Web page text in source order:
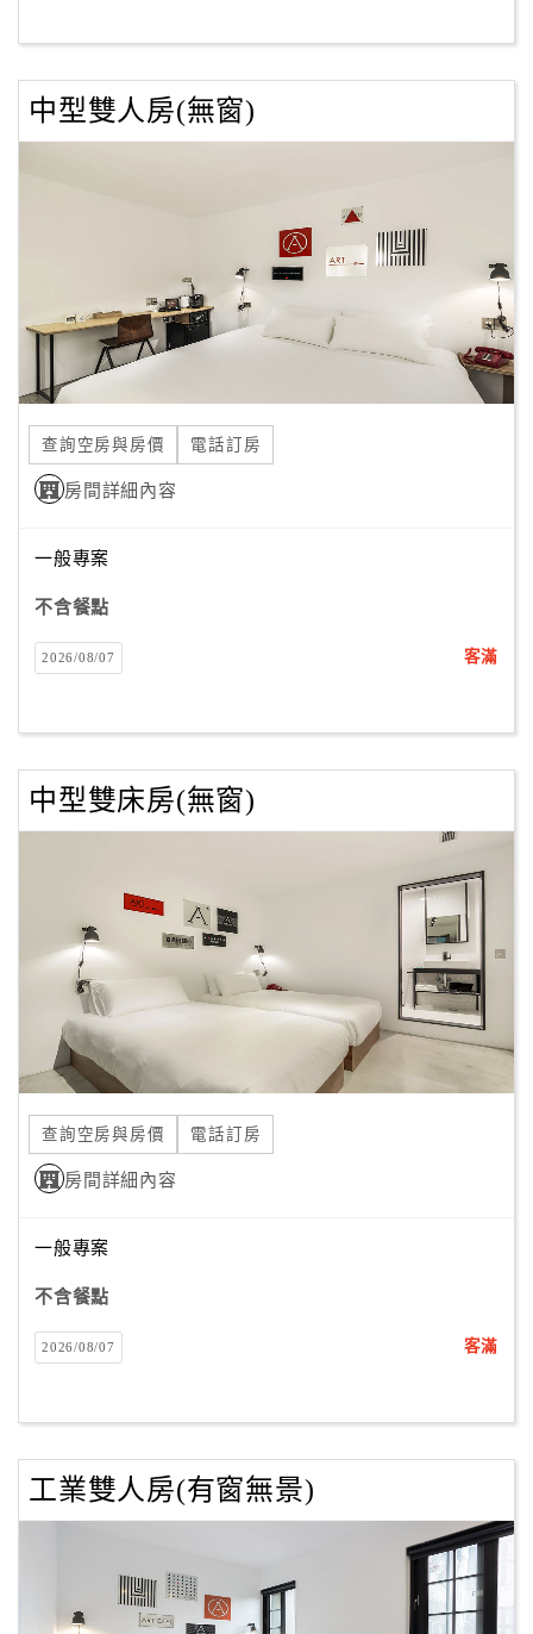
訂
房
房
款
收
據
合
提
案
飯
合
作
合
旅
伴
計
劃
宣
中型雙人房(無窗)
查詢空房與房價 電話訂房
房間詳細內容
一般專案
不含餐點
2026/08/07 客滿
中型雙床房(無窗)
查詢空房與房價 電話訂房
房間詳細內容
一般專案
不含餐點
2026/08/07 客滿
工業雙人房(有窗無景)